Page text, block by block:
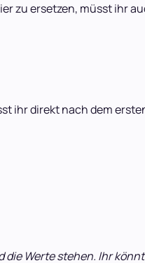
zu ersetzen, müsst ihr
ihr direkt nach dem
die Werte stehen. Ihr